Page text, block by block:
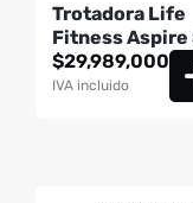
Trotadora Life
Fitness Aspire
$29,989,000
IVA incluido